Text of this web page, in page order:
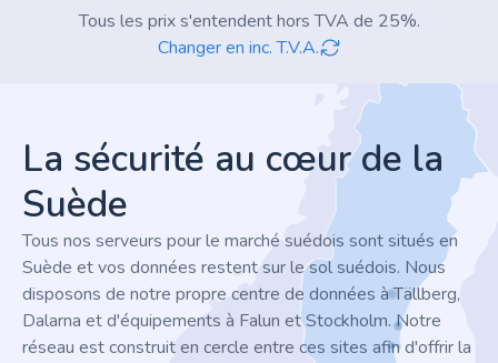
Tous les prix s'entendent hors TVA de 25%.
Changer en inc. T.V.A.
La sécurité au cœur de la
Suède
Tous nos serveurs pour le marché suédois sont situés en
Suède et vos données restent sur le sol suédois. Nous
disposons de notre propre centre de données à Tällberg,
Dalarna et d'équipements à Falun et Stockholm. Notre
réseau est construit en cercle entre ces sites afin d'offrir la